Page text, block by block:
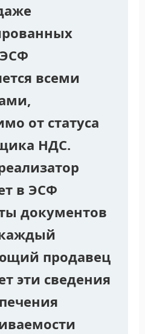
всеми
от статуса
НДС.
в ЭСФ
документов
продавец
эти сведения